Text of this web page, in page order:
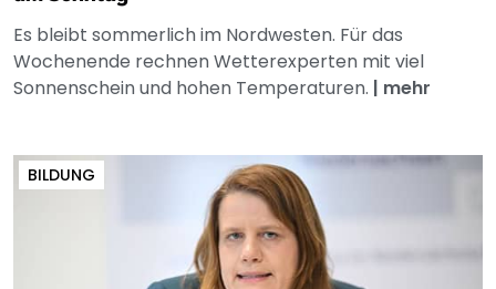
Es bleibt sommerlich im Nordwesten. Für das
Wochenende rechnen Wetterexperten mit viel
Sonnenschein und hohen Temperaturen. | mehr
BILDUNG